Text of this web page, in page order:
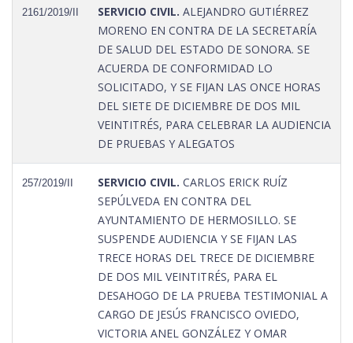
2161/2019/II SERVICIO CIVIL. ALEJANDRO GUTIÉRREZ
MORENO EN CONTRA DE LA SECRETARÍA
DE SALUD DEL ESTADO DE SONORA. SE
ACUERDA DE CONFORMIDAD LO
SOLICITADO, Y SE FIJAN LAS ONCE HORAS
DEL SIETE DE DICIEMBRE DE DOS MIL
VEINTITRÉS, PARA CELEBRAR LA AUDIENCIA
DE PRUEBAS Y ALEGATOS
257/2019/II SERVICIO CIVIL. CARLOS ERICK RUÍZ
SEPÚLVEDA EN CONTRA DEL
AYUNTAMIENTO DE HERMOSILLO. SE
SUSPENDE AUDIENCIA Y SE FIJAN LAS
TRECE HORAS DEL TRECE DE DICIEMBRE
DE DOS MIL VEINTITRÉS, PARA EL
DESAHOGO DE LA PRUEBA TESTIMONIAL A
CARGO DE JESÚS FRANCISCO OVIEDO,
VICTORIA ANEL GONZÁLEZ Y OMAR